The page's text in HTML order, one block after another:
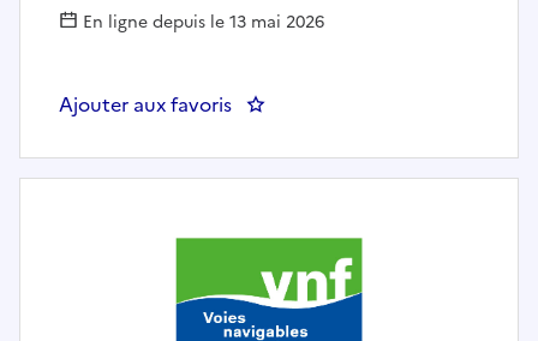
En ligne depuis le 13 mai 2026
Ajouter aux favoris : Chef(e) du bureau de